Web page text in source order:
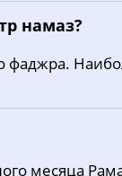
12:42
12:42
12:41
намаз?
месяца